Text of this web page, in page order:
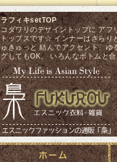
ラフィキsetTOP
コダワリのデザイントップに ア
トップスです☆ インナーはさらり
ゅきゅっと 結んでアクセント、
グしてもOK、 いろんなボトムと